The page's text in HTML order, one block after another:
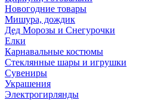
Новогодние товары
Мишура, дождик
Дед Морозы и Снегурочки
Елки
Карнавальные костюмы
Стеклянные шары и игрушки
Сувениры
Украшения
Электрогирлянды